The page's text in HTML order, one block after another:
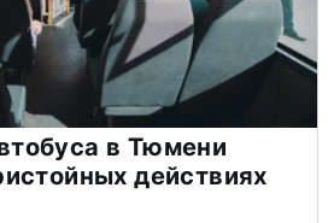
в Тюмени
действиях